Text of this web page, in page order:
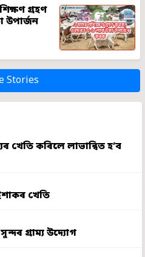
গ্ৰহণ
Stories
কৰিলে লাভান্বিত হ’ব
খেতি
গ্ৰাম্য উদ্যোগ